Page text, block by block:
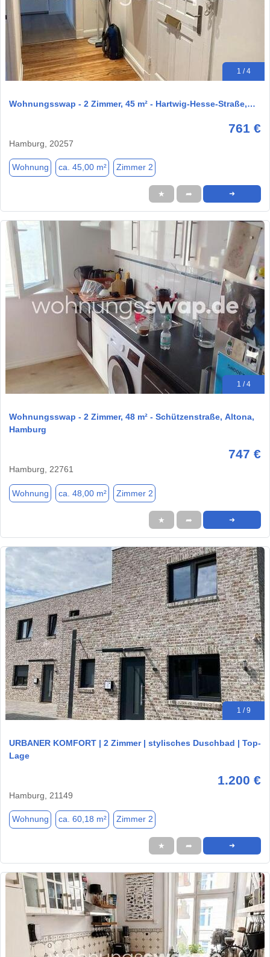
1 / 4
Wohnungsswap - 2 Zimmer, 45 m² - Hartwig-Hesse-Straße,…
761 €
Hamburg, 20257
Wohnung ca. 45,00 m² Zimmer 2
★ ➦ ➜
1 / 4
Wohnungsswap - 2 Zimmer, 48 m² - Schützenstraße, Altona,
Hamburg
747 €
Hamburg, 22761
Wohnung ca. 48,00 m² Zimmer 2
★ ➦ ➜
1 / 9
URBANER KOMFORT | 2 Zimmer | stylisches Duschbad | Top-
Lage
1.200 €
Hamburg, 21149
Wohnung ca. 60,18 m² Zimmer 2
★ ➦ ➜